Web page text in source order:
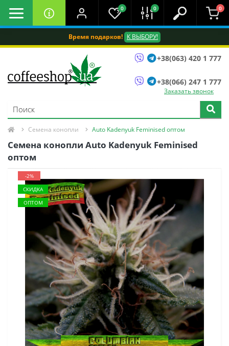
Время подарков! К ВЫБОРУ!
0 0 0
+38(063) 420 1 777
+38(066) 247 1 777
Заказать звонок
Семена конопли Auto Kadenyuk Feminised оптом
Семена конопли Auto Kadenyuk Feminised
оптом
-2%
СКИДКА
ОПТОМ